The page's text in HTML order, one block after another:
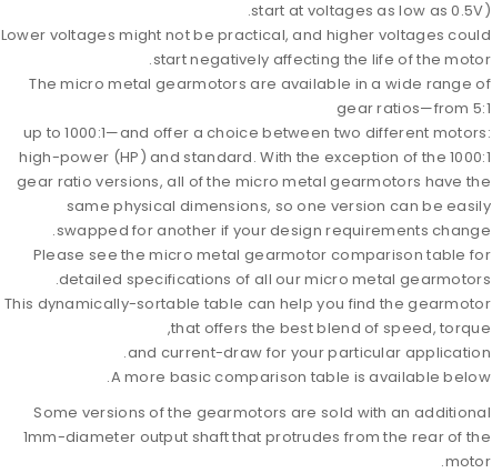
start at voltages as low as 0.5V).
Lower voltages might not be practical, and higher voltages could
start negatively affecting the life of the motor.
The micro metal gearmotors are available in a wide range of
gear ratios—from 5:1
up to 1000:1—and offer a choice between two different motors:
high-power (HP) and standard. With the exception of the 1000:1
gear ratio versions, all of the micro metal gearmotors have the
same physical dimensions, so one version can be easily
swapped for another if your design requirements change.
Please see the micro metal gearmotor comparison table for
detailed specifications of all our micro metal gearmotors.
This dynamically-sortable table can help you find the gearmotor
that offers the best blend of speed, torque,
and current-draw for your particular application.
A more basic comparison table is available below.
Some versions of the gearmotors are sold with an additional
1mm-diameter output shaft that protrudes from the rear of the
motor.